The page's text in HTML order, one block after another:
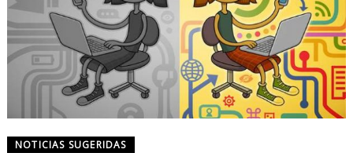
NOTICIAS SUGERIDAS